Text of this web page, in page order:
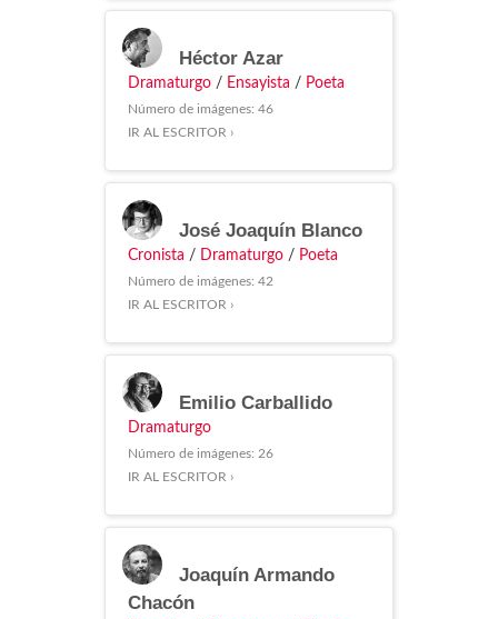
Héctor Azar
Dramaturgo / Ensayista / Poeta
Número de imágenes: 46
IR AL ESCRITOR ›
José Joaquín Blanco
Cronista / Dramaturgo / Poeta
Número de imágenes: 42
IR AL ESCRITOR ›
Emilio Carballido
Dramaturgo
Número de imágenes: 26
IR AL ESCRITOR ›
Joaquín Armando
Chacón